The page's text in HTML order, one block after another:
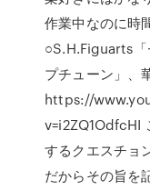
作業中なのに時
○S.H.Figuarts「
プチューン」、
https://
v=i2ZQ1OdfcHI
するクエスチョ
だからその旨を